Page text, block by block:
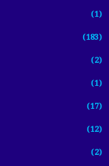
(1)
(183)
(2)
(1)
(17)
(12)
(2)